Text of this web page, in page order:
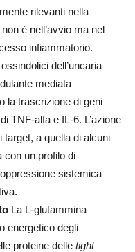
rilevanti nella
è nell’avvio ma nel
infiammatorio.
dell’uncaria
mediata
la trascrizione di geni
TNF-alfa e IL-6. L’azione
a quella di alcuni
con un profilo di
sistemica
La L-glutammina
energetico degli
proteine delle tight